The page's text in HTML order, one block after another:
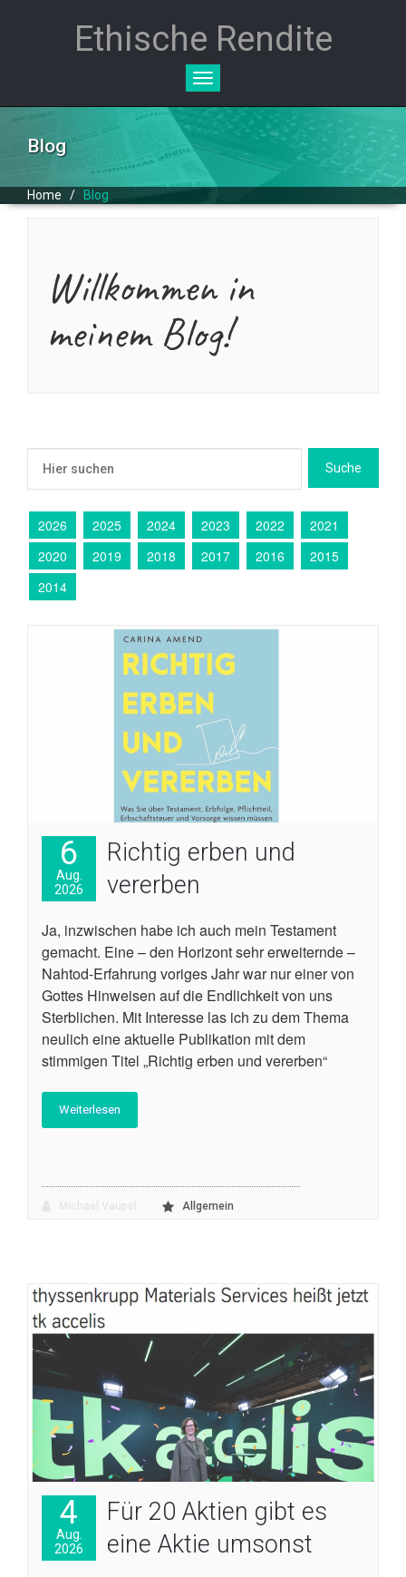
Ethische Rendite
Toggle
Blog
Home / Blog
Willkommen in
meinem Blog!
2026 2025 2024 2023 2022
2021
2020
2019 2018 2017 2016
2015
2014
6
Aug.
2026
Richtig erben und
vererben
Ja, inzwischen habe ich auch mein Testament
gemacht. Eine – den Horizont sehr erweiternde –
Nahtod-Erfahrung voriges Jahr war nur einer von
Gottes Hinweisen auf die Endlichkeit von uns
Sterblichen. Mit Interesse las ich zu dem Thema
neulich eine aktuelle Publikation mit dem
stimmigen Titel „Richtig erben und vererben“
Weiterlesen
Allgemein
4
Aug.
2026
Für 20 Aktien gibt es
eine Aktie umsonst